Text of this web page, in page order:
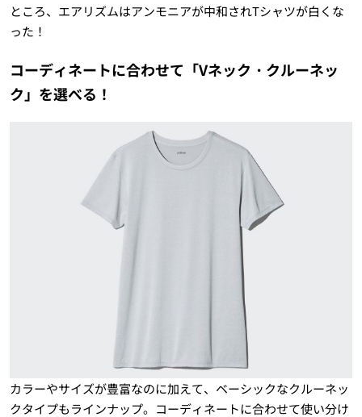
ところ、エアリズムはアンモニアが中和されTシャツが白くな
った！
コーディネートに合わせて「Vネック・クルーネッ
ク」を選べる！
カラーやサイズが豊富なのに加えて、ベーシックなクルーネッ
クタイプもラインナップ。コーディネートに合わせて使い分け